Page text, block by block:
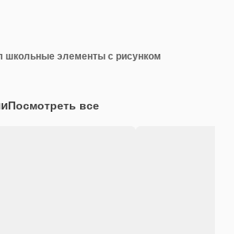
школьные элементы с рисунком
Посмотреть все